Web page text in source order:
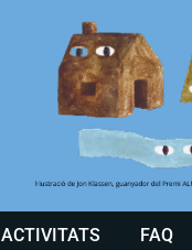
ACTIVITATS FAQ